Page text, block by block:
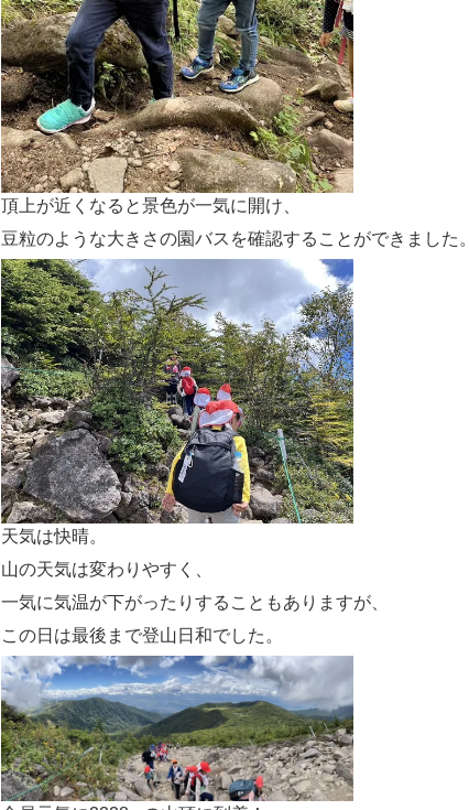
頂上が近くなると景色が一気に開け、
豆粒のような大きさの園バスを確認することができました。
天気は快晴。
山の天気は変わりやすく、
一気に気温が下がったりすることもありますが、
この日は最後まで登山日和でした。